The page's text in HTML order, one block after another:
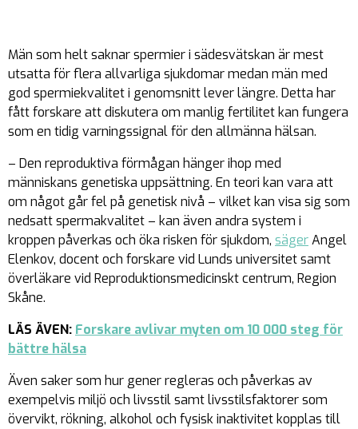
Män som helt saknar spermier i sädesvätskan är mest
utsatta för flera allvarliga sjukdomar medan män med
god spermiekvalitet i genomsnitt lever längre. Detta har
fått forskare att diskutera om manlig fertilitet kan fungera
som en tidig varningssignal för den allmänna hälsan.
– Den reproduktiva förmågan hänger ihop med
människans genetiska uppsättning. En teori kan vara att
om något går fel på genetisk nivå – vilket kan visa sig som
nedsatt spermakvalitet – kan även andra system i
kroppen påverkas och öka risken för sjukdom, sägerAngel
Elenkov, docent och forskare vid Lunds universitet samt
överläkare vid Reproduktionsmedicinskt centrum, Region
Skåne.
LÄS ÄVEN: Forskare avlivar myten om 10 000 steg för
bättre hälsa
Även saker som hur gener regleras och påverkas av
exempelvis miljö och livsstil samt livsstilsfaktorer som
övervikt, rökning, alkohol och fysisk inaktivitet kopplas till